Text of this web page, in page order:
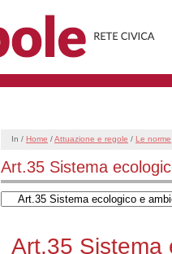
In / Home /Attuazione e regole / Le norme
Art.35 Sistema
Art.35 Sistema